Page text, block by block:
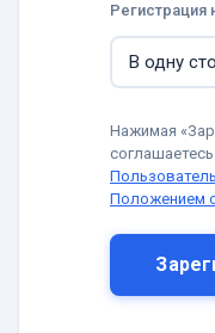
Регистрация
Нажимая
Положением